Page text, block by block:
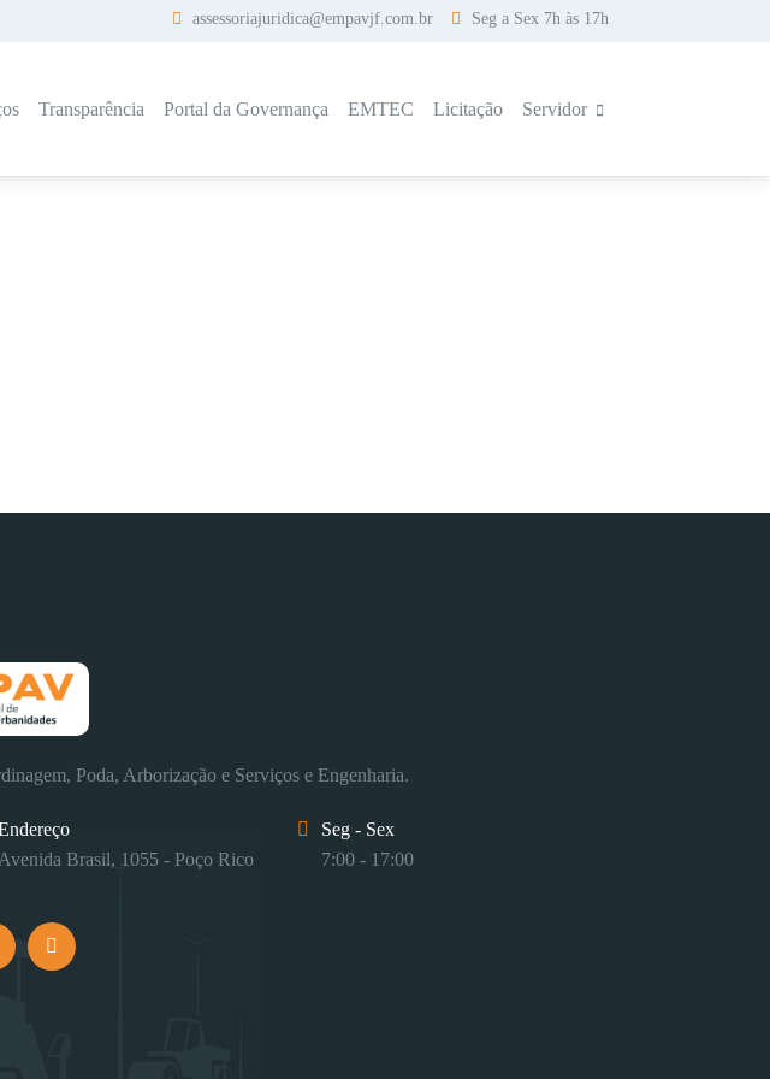
assessoriajuridica@empavjf.com.br Seg a Sex 7h às 17h
Transparência Portal da Governança EMTEC Licitação Servidor
Poda, Arborização e Serviços e Engenharia.
Brasil, 1055 - Poço Rico
Seg - Sex
7:00 - 17:00